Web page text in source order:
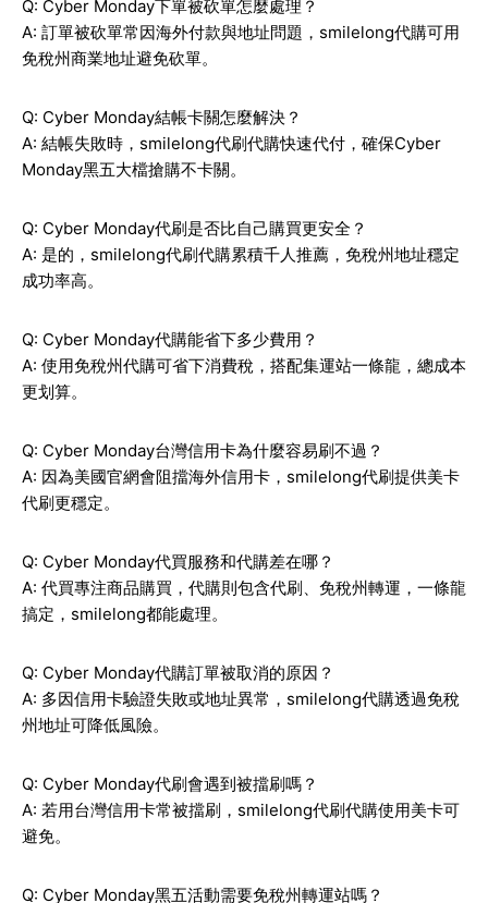
Q: Cyber Monday下單被砍單怎麼處理？
A: 訂單被砍單常因海外付款與地址問題，smilelong代購可用
免稅州商業地址避免砍單。
Q: Cyber Monday結帳卡關怎麼解決？
A: 結帳失敗時，smilelong代刷代購快速代付，確保Cyber
Monday黑五大檔搶購不卡關。
Q: Cyber Monday代刷是否比自己購買更安全？
A: 是的，smilelong代刷代購累積千人推薦，免稅州地址穩定
成功率高。
Q: Cyber Monday代購能省下多少費用？
A: 使用免稅州代購可省下消費稅，搭配集運站一條龍，總成本
更划算。
Q: Cyber Monday台灣信用卡為什麼容易刷不過？
A: 因為美國官網會阻擋海外信用卡，smilelong代刷提供美卡
代刷更穩定。
Q: Cyber Monday代買服務和代購差在哪？
A: 代買專注商品購買，代購則包含代刷、免稅州轉運，一條龍
搞定，smilelong都能處理。
Q: Cyber Monday代購訂單被取消的原因？
A: 多因信用卡驗證失敗或地址異常，smilelong代購透過免稅
州地址可降低風險。
Q: Cyber Monday代刷會遇到被擋刷嗎？
A: 若用台灣信用卡常被擋刷，smilelong代刷代購使用美卡可
避免。
Q: Cyber Monday黑五活動需要免稅州轉運站嗎？